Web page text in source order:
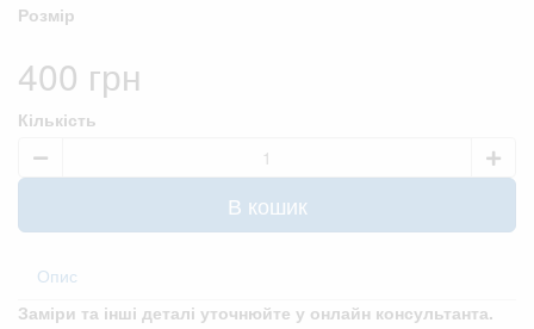
Розмір
400 грн
Кількість
В кошик
Опис
Заміри та інші деталі уточнюйте у онлайн консультанта.